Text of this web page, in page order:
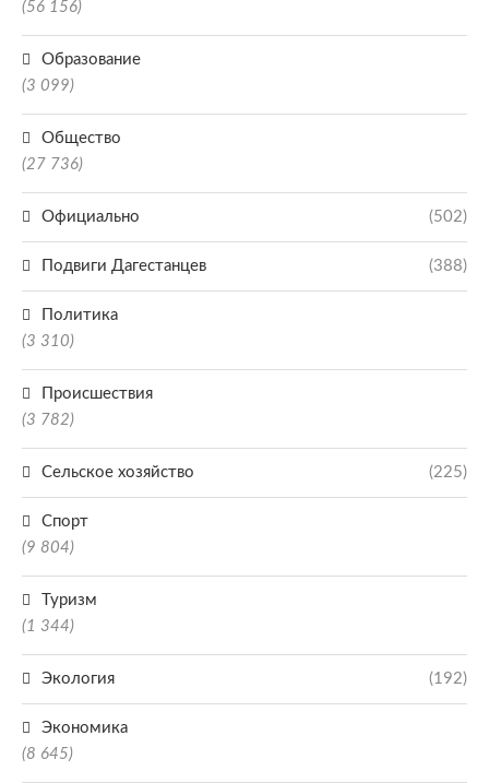
(56 156)
Образование
(3 099)
Общество
(27 736)
Официально (502)
Подвиги Дагестанцев (388)
Политика
(3 310)
Происшествия
(3 782)
Сельское хозяйство (225)
Спорт
(9 804)
Туризм
(1 344)
Экология (192)
Экономика
(8 645)